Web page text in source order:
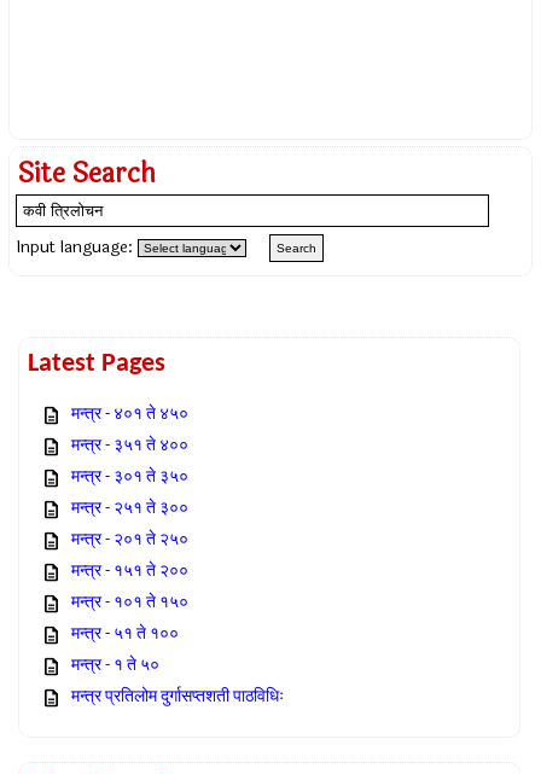
Site Search
Input language:
Latest Pages
मन्त्र - ४०१ ते ४५०
मन्त्र - ३५१ ते ४००
मन्त्र - ३०१ ते ३५०
मन्त्र - २५१ ते ३००
मन्त्र - २०१ ते २५०
मन्त्र - १५१ ते २००
मन्त्र - १०१ ते १५०
मन्त्र - ५१ ते १००
मन्त्र - १ ते ५०
मन्त्र प्रतिलोम दुर्गासप्तशती पाठविधिः